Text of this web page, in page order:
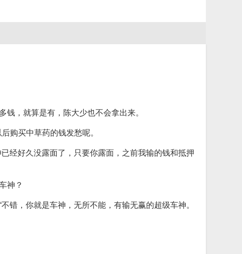
钱，就算是有，陈大少也不会拿出来。
购买中草药的钱发愁呢。
经好久没露面了，只要你露面，之前我输的钱和抵押
神？
错，你就是车神，无所不能，有输无赢的超级车神。